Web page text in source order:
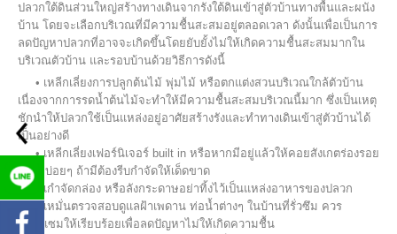
ปลวกใต้ดินส่วนใหญ่สร้างทางเดินจากรังใต้ดินเข้าสู่ตัวบ้านทางพื้นและผนัง
บ้าน โดยจะเลือกบริเวณที่มีความชื้นสะสมอยู่ตลอดเวลา ดังนั้นเพื่อเป็นการ
ลดปัญหาปลวกที่อาจจะเกิดขึ้นโดยยับยั้งไม่ให้เกิดความชื้นสะสมมากใน
บริเวณตัวบ้าน และรอบบ้านด้วยวิธีการดังนี้
• เหลีกเลี่ยงการปลูกต้นไม้ พุ่มไม้ หรือตกแต่งสวนบริเวณใกล้ตัวบ้าน
เนื่องจากการรดน้ำต้นไม้จะทำให้มีความชื้นสะสมบริเวณนี้มาก ซึ่งเป็นเหตุ
ชักนำให้ปลวกใช้เป็นแหล่งอยู่อาศัยสร้างรังและทำทางเดินเข้าสู่ตัวบ้านได้
เป็นอย่างดี
• เหลีกเลี่ยงเฟอร์นิเจอร์ built in หรือหากมีอยู่แล้วให้คอยสังเกตร่องรอย
ปลวกบ่อยๆ ถ้ามีต้องรีบกำจัดให้เด็ดขาด
• เกำจัดกล่อง หรือลังกระดาษอย่าทิ้งไว้เป็นแหล่งอาหารของปลวก
• เหมั่นตรวจสอบดูแลฝ้าเพดาน ท่อน้ำต่างๆ ในบ้านที่รั่วซึม ควร
ซ่อมแซมให้เรียบร้อยเพื่อลดปัญหาไม่ให้เกิดความชื้น